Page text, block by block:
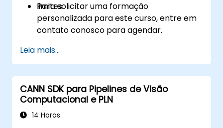
limites.
Para solicitar uma formação
personalizada para este curso, entre em
contato conosco para agendar.
Leia mais...
CANN SDK para Pipelines de Visão
Computacional e PLN
14 Horas